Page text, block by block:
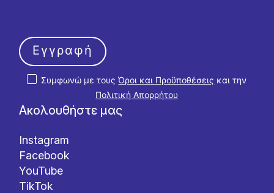
Ακολουθήστε μας
Instagram
Facebook
YouTube
TikTok
Συμφωνώ με τουςΌροι και Προϋποθέσεις και την
Πολιτική Απορρήτου
Εγγραφή